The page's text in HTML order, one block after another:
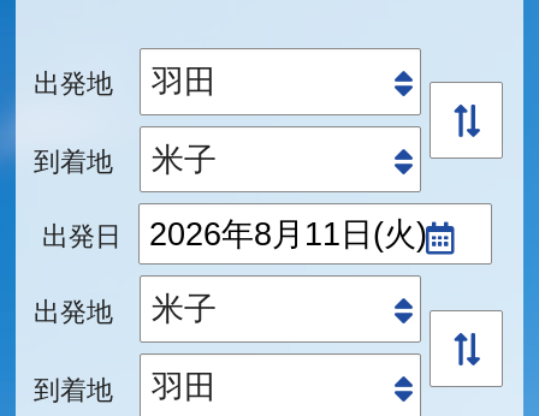
出発地
到着地
出発日
出発地
到着地